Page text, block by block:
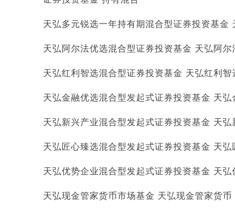
天弘多元锐选一年持有期混合型证券投资基金
天弘阿尔法优选混合型证券投资基金 天弘阿尔
天弘红利智选混合型证券投资基金 天弘红利智
天弘金融优选混合型发起式证券投资基金 天
天弘新兴产业混合型发起式证券投资基金 天
天弘匠心臻选混合型发起式证券投资基金 天
天弘优势企业混合型发起式证券投资基金 天
天弘现金管家货币市场基金 天弘现金管家货币